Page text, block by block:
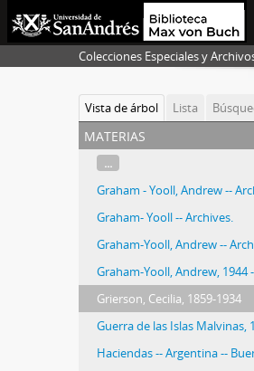
Colecciones Especiales y
Vista de árbol Lista
materias
...
Graham - Yooll, Andrew --
Graham- Yooll -- Archives.
Graham-Yooll, Andrew --
Graham-Yooll, Andrew, 1944
Grierson, Cecilia, 1859-1934